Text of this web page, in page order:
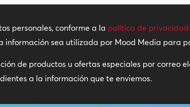
personales, conforme a la política de privacidad
información sea utilizada por Mood Media para
de productos u ofertas especiales por correo
a la información que te enviemos.